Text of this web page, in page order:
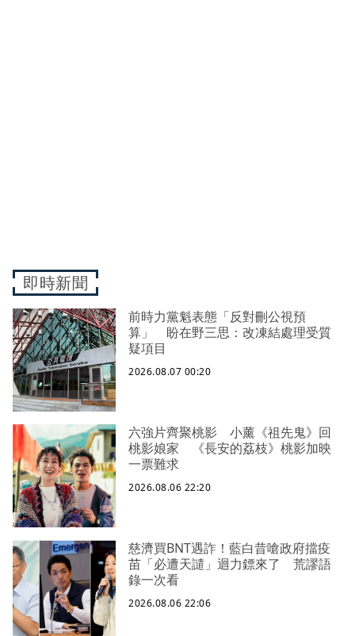
即時新聞
前時力黨魁表態「反對刪公視預
算」 盼在野三思：改凍結處理受質
疑項目
2026.08.07 00:20
六強片齊聚桃影 小薰《祖先鬼》回
桃影娘家 《長安的荔枝》桃影加映
一票難求
2026.08.06 22:20
慈濟買BNT遇詐！藍白昔嗆政府擋疫
苗「必遭天譴」迴力鏢來了 荒謬語
錄一次看
2026.08.06 22:06